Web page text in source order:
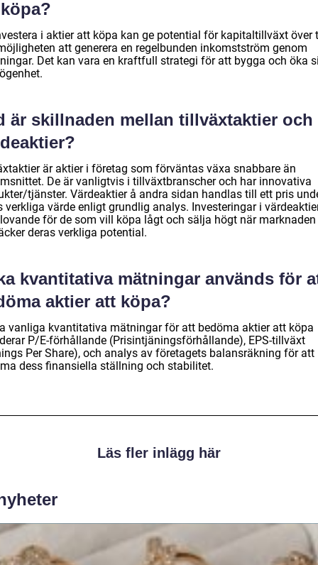
i aktier att köpa kan ge potential för kapitaltillväxt över
att generera en regelbunden inkomstström genom
Det kan vara en kraftfull strategi för att bygga och öka
är skillnaden mellan tillväxtaktier och
är aktier i företag som förväntas växa snabbare än
De är vanligtvis i tillväxtbranscher och har innovativa
tjänster. Värdeaktier å andra sidan handlas till ett pris
verkliga värde enligt grundlig analys. Investeringar i
för de som vill köpa lågt och sälja högt när marknaden
deras verkliga potential.
kvantitativa mätningar används för
aktier att köpa?
vanliga kvantitativa mätningar för att bedöma aktier att köpa
P/E-förhållande (Prisintjäningsförhållande), EPS-tillväxt
Per Share), och analys av företagets balansräkning för att
dess finansiella ställning och stabilitet.
Läs fler inlägg här